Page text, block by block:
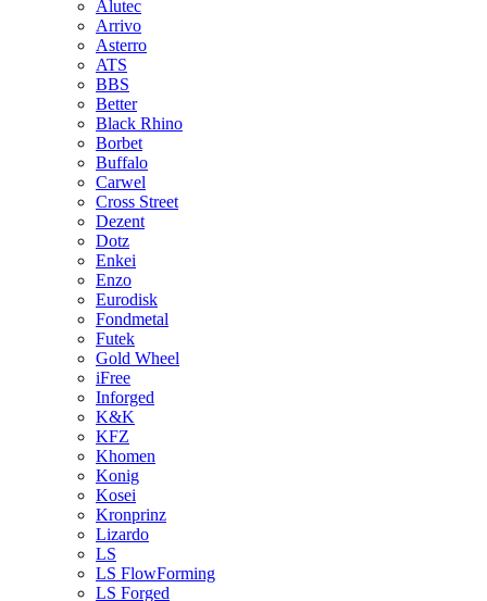
Alutec
Arrivo
Asterro
ATS
BBS
Better
Black Rhino
Borbet
Buffalo
Carwel
Cross Street
Dezent
Dotz
Enkei
Enzo
Eurodisk
Fondmetal
Futek
Gold Wheel
iFree
Inforged
K&K
KFZ
Khomen
Konig
Kosei
Kronprinz
Lizardo
LS
LS FlowForming
LS Forged